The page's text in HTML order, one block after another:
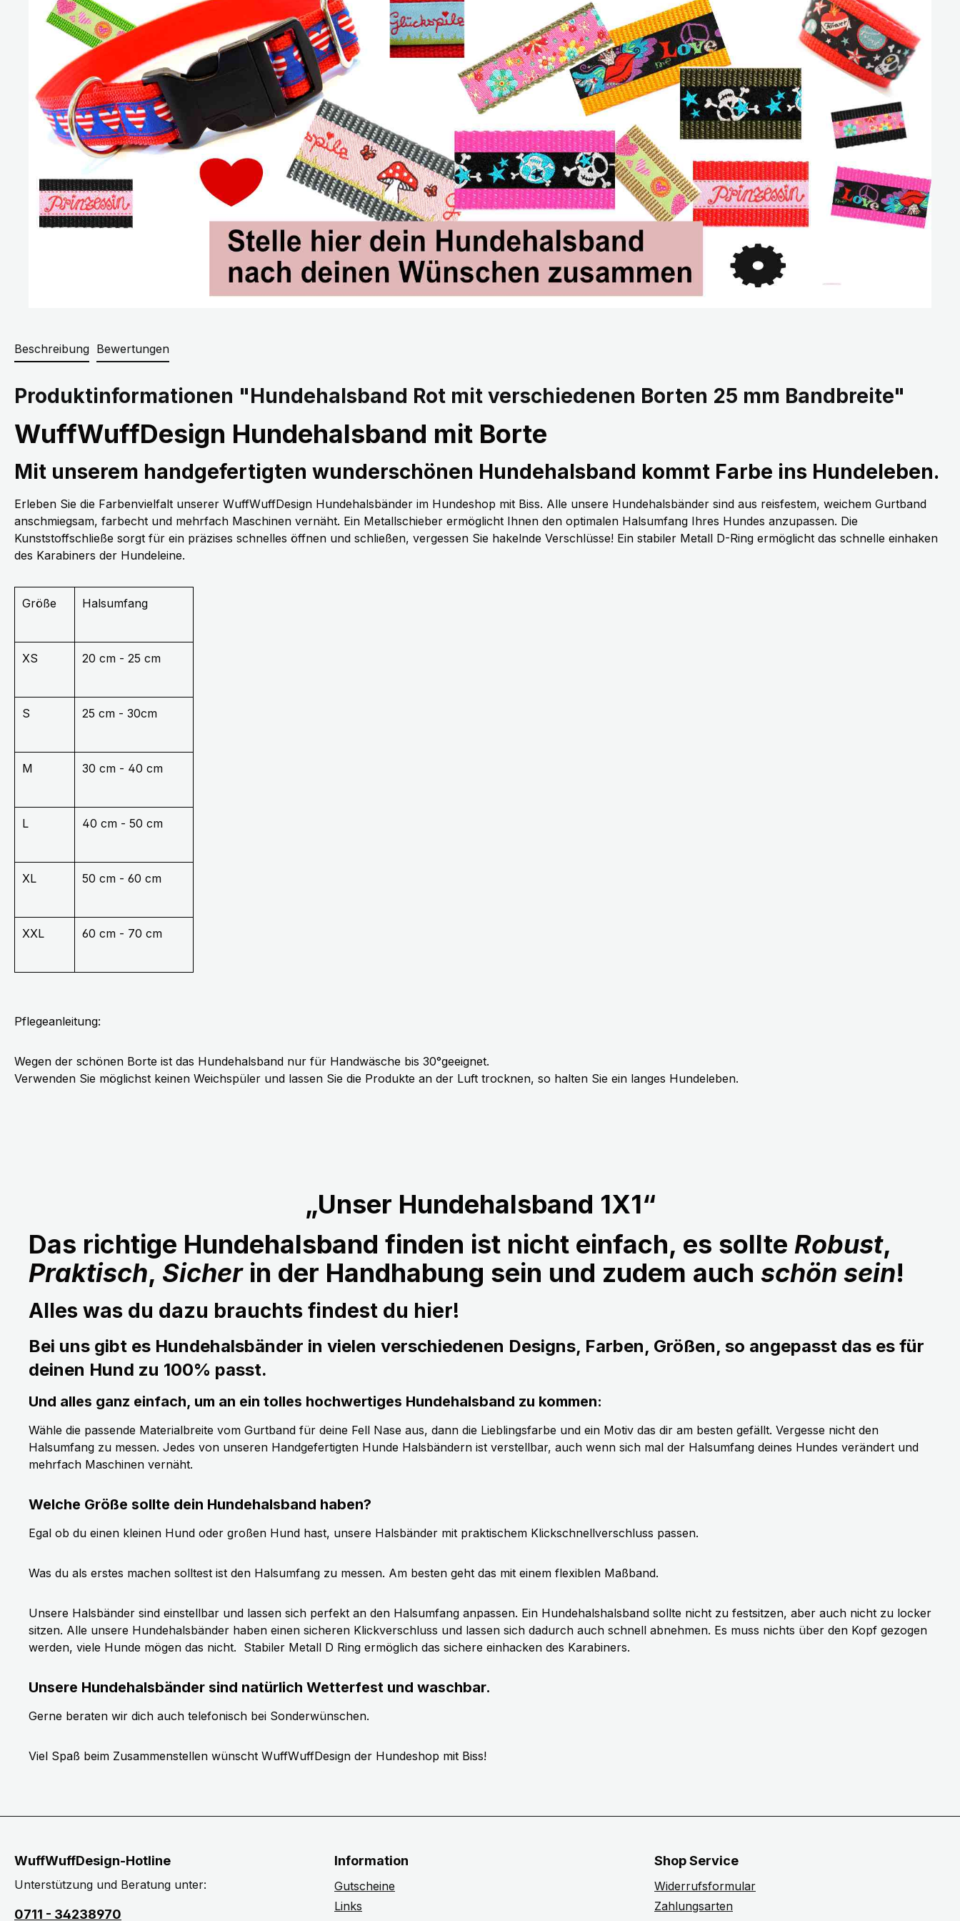
Beschreibung Bewertungen
Produktinformationen "Hundehalsband Rot mit verschiedenen Borten 25 mm Bandbreite"
WuffWuffDesign Hundehalsband mit Borte
Mit unserem handgefertigten wunderschönen Hundehalsband kommt Farbe ins Hundeleben.
Erleben Sie die Farbenvielfalt unserer WuffWuffDesign Hundehalsbänder im Hundeshop mit Biss. Alle unsere Hundehalsbänder sind aus reisfestem, weichem Gurtband
anschmiegsam, farbecht und mehrfach Maschinen vernäht. Ein Metallschieber ermöglicht Ihnen den optimalen Halsumfang Ihres Hundes anzupassen. Die
Kunststoffschließe sorgt für ein präzises schnelles öffnen und schließen, vergessen Sie hakelnde Verschlüsse! Ein stabiler Metall D-Ring ermöglicht das schnelle einhaken
des Karabiners der Hundeleine.
Größe Halsumfang
XS 20 cm - 25 cm
S 25 cm - 30cm
M 30 cm - 40 cm
L 40 cm - 50 cm
XL 50 cm - 60 cm
XXL 60 cm - 70 cm
Pflegeanleitung:
Wegen der schönen Borte ist das Hundehalsband nur für Handwäsche bis 30°geeignet.
Verwenden Sie möglichst keinen Weichspüler und lassen Sie die Produkte an der Luft trocknen, so halten Sie ein langes Hundeleben.
„Unser Hundehalsband 1X1“
Das richtige Hundehalsband finden ist nicht einfach, es sollte Robust,
Praktisch, Sicherin der Handhabung sein und zudem auch schön sein!
Alles was du dazu brauchts findest du hier!
Bei uns gibt es Hundehalsbänder in vielen verschiedenen Designs, Farben, Größen, so angepasst das es für
deinen Hund zu 100% passt.
Und alles ganz einfach, um an ein tolles hochwertiges Hundehalsband zu kommen:
Wähle die passende Materialbreite vom Gurtband für deine Fell Nase aus, dann die Lieblingsfarbe und ein Motiv das dir am besten gefällt. Vergesse nicht den
Halsumfang zu messen. Jedes von unseren Handgefertigten Hunde Halsbändern ist verstellbar, auch wenn sich mal der Halsumfang deines Hundes verändert und
mehrfach Maschinen vernäht.
Welche Größe sollte dein Hundehalsband haben?
Egal ob du einen kleinen Hund oder großen Hund hast, unsere Halsbänder mit praktischem Klickschnellverschluss passen.
Was du als erstes machen solltest ist den Halsumfang zu messen. Am besten geht das mit einem flexiblen Maßband.
Unsere Halsbänder sind einstellbar und lassen sich perfekt an den Halsumfang anpassen. Ein Hundehalshalsband sollte nicht zu festsitzen, aber auch nicht zu locker
sitzen. Alle unsere Hundehalsbänder haben einen sicheren Klickverschluss und lassen sich dadurch auch schnell abnehmen. Es muss nichts über den Kopf gezogen
werden, viele Hunde mögen das nicht. Stabiler Metall D Ring ermöglich das sichere einhacken des Karabiners.
Unsere Hundehalsbänder sind natürlich Wetterfest und waschbar.
Gerne beraten wir dich auch telefonisch bei Sonderwünschen.
Viel Spaß beim Zusammenstellen wünscht WuffWuffDesign der Hundeshop mit Biss!
WuffWuffDesign-Hotline
Unterstützung und Beratung unter:
0711 - 34238970
Information
Gutscheine
Links
Shop Service
Widerrufsformular
Zahlungsarten